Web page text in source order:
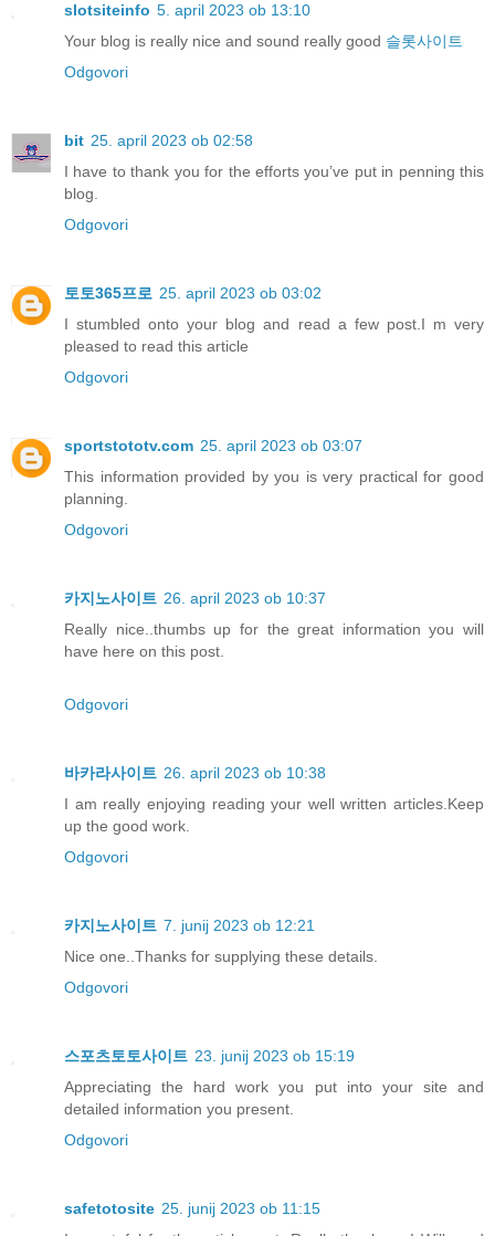
slotsiteinfo 5. april 2023 ob 13:10
Your blog is really nice and sound really good 슬롯사이트
Odgovori
bit 25. april 2023 ob 02:58
I have to thank you for the efforts you’ve put in penning this
blog.
Odgovori
토토365프로 25. april 2023 ob 03:02
I stumbled onto your blog and read a few post.I m very
pleased to read this article
Odgovori
sportstototv.com 25. april 2023 ob 03:07
This information provided by you is very practical for good
planning.
Odgovori
카지노사이트 26. april 2023 ob 10:37
Really nice..thumbs up for the great information you will
have here on this post.
Odgovori
바카라사이트 26. april 2023 ob 10:38
I am really enjoying reading your well written articles.Keep
up the good work.
Odgovori
카지노사이트 7. junij 2023 ob 12:21
Nice one..Thanks for supplying these details.
Odgovori
스포츠토토사이트 23. junij 2023 ob 15:19
Appreciating the hard work you put into your site and
detailed information you present.
Odgovori
safetotosite 25. junij 2023 ob 11:15